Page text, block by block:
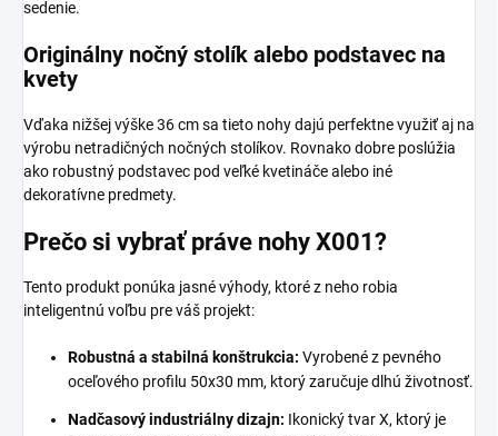
sedenie.
Originálny nočný stolík alebo podstavec na
kvety
Vďaka nižšej výške 36 cm sa tieto nohy dajú perfektne využiť aj na
výrobu netradičných nočných stolíkov. Rovnako dobre poslúžia
ako robustný podstavec pod veľké kvetináče alebo iné
dekoratívne predmety.
Prečo si vybrať práve nohy X001?
Tento produkt ponúka jasné výhody, ktoré z neho robia
inteligentnú voľbu pre váš projekt:
Robustná a stabilná konštrukcia: Vyrobené z pevného
oceľového profilu 50x30 mm, ktorý zaručuje dlhú životnosť.
Nadčasový industriálny dizajn: Ikonický tvar X, ktorý je